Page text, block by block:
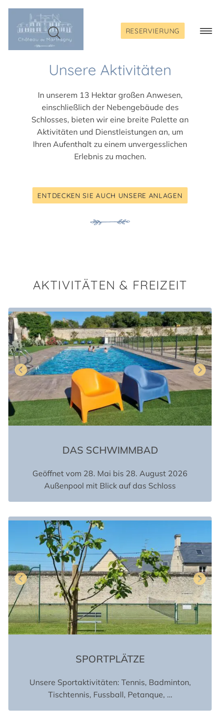
Skip
content
RESERVIERUNG
Unsere Aktivitäten
In unserem 13 Hektar großen Anwesen,
einschließlich der Nebengebäude des
Schlosses, bieten wir eine breite Palette an
Aktivitäten und Dienstleistungen an, um
Ihren Aufenthalt zu einem unvergesslichen
Erlebnis zu machen.
ENTDECKEN SIE AUCH UNSERE ANLAGEN
AKTIVITÄTEN & FREIZEIT
DAS SCHWIMMBAD
Geöffnet vom 28. Mai bis 28. August 2026
Außenpool mit Blick auf das Schloss
SPORTPLÄTZE
Unsere Sportaktivitäten: Tennis, Badminton,
Tischtennis, Fussball, Petanque, …